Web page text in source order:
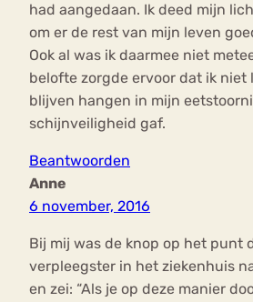
had aangedaan. Ik deed mijn
om er de rest van mijn leven
Ook al was ik daarmee niet
belofte zorgde ervoor dat ik niet
blijven hangen in mijn
schijnveiligheid gaf.
Beantwoorden
Anne
6 november, 2016
Bij mij was de knop op het punt
verpleegster in het ziekenhuis
en zei: “Als je op deze manier